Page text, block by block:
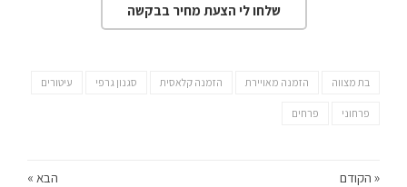
שלחו לי הצעת מחיר בבקשה
בת מצווה הזמנה מאויירת הזמנה קלאסית סגנון גרפי עיטורים
פרחוני פרחים
« הקודם הבא »